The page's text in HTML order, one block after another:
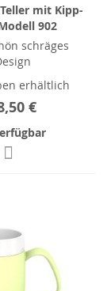
mit Kipp-
902
schräges
erhältlich
€